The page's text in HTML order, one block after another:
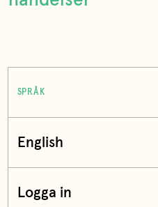
SPRÅK
English
Logga in